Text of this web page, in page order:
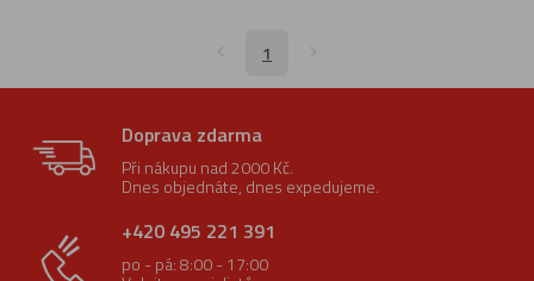
1
Doprava zdarma
Při nákupu nad 2000 Kč.
Dnes objednáte, dnes expedujeme.
+420 495 221 391
po - pá: 8:00 - 17:00